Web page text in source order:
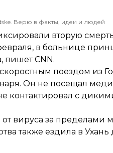
Верю в факты, идеи и людей
вторую
в больнице
пишетCNN.
поездом из
Он не посещал
контактировал с
вируса за пределами
также ездила в